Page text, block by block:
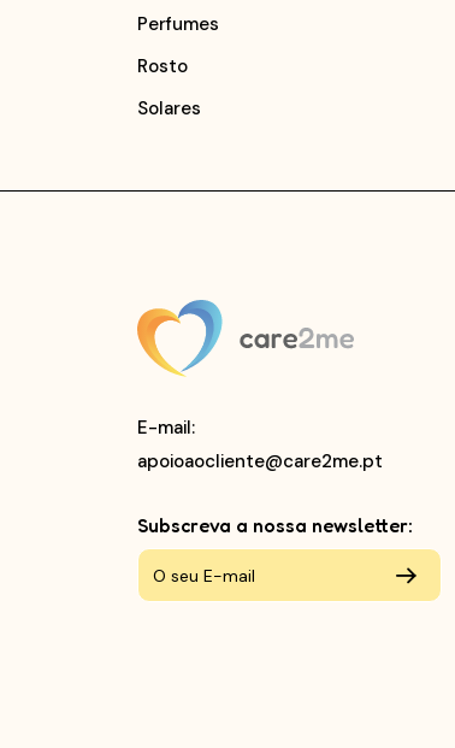
Perfumes
Rosto
Solares
E-mail:
apoioaocliente@care2me.pt
Subscreva a nossa newsletter: